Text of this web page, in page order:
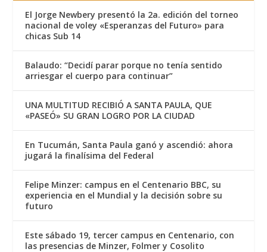
El Jorge Newbery presentó la 2a. edición del torneo
nacional de voley «Esperanzas del Futuro» para
chicas Sub 14
Balaudo: “Decidí parar porque no tenía sentido
arriesgar el cuerpo para continuar”
UNA MULTITUD RECIBIÓ A SANTA PAULA, QUE
«PASEÓ» SU GRAN LOGRO POR LA CIUDAD
En Tucumán, Santa Paula ganó y ascendió: ahora
jugará la finalísima del Federal
Felipe Minzer: campus en el Centenario BBC, su
experiencia en el Mundial y la decisión sobre su
futuro
Este sábado 19, tercer campus en Centenario, con
las presencias de Minzer, Folmer y Cosolito